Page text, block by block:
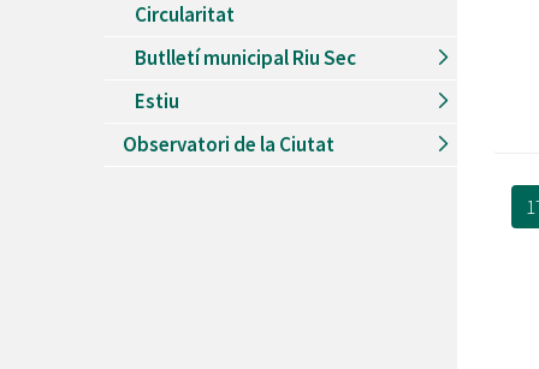
Circularitat
Butlletí municipal Riu Sec
Estiu
Observatori de la Ciutat